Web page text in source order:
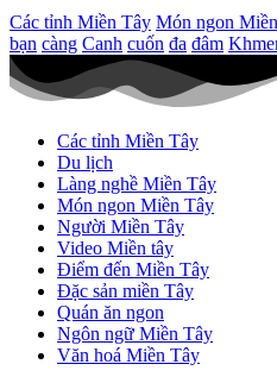
Các tỉnh Miền Tây Món ngon
bạn càng Canh cuốn đa đâm
Các tỉnh Miền Tây
Du lịch
Làng nghề Miền Tây
Món ngon Miền Tây
Người Miền Tây
Video Miền tây
Điểm đến Miền Tây
Đặc sản miền Tây
Quán ăn ngon
Ngôn ngữ Miền Tây
Văn hoá Miền Tây